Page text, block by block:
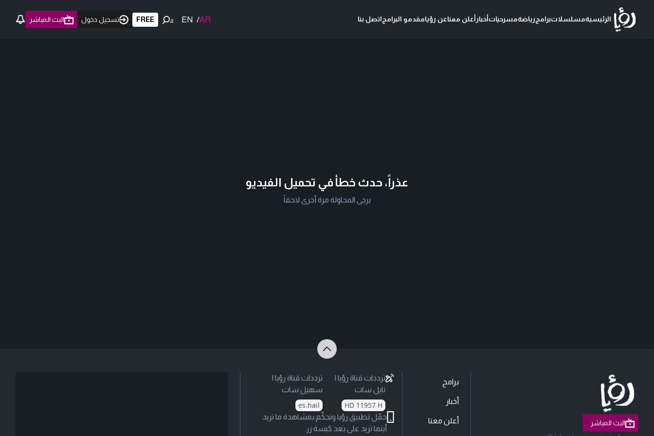
الرئيسيةمسلسلاتبرامجرياضةمسرحياتأخبارأعلن معناعن رؤيامقدمو البرامجاتصل بنا AR
/
EN
FREE تسجيل دخول البث المباشر
عذراً، حدث خطأ في تحميل الفيديو
يرجى المحاولة مرة أخرى لاحقاً
البث المباشر
برامج
أخبار
أعلن معنا
ترددات قناة رؤيا |
نايل سات
HD 11957 H
ترددات قناة رؤيا |
سهيل سات
es.hail
حمّل تطبيق رؤيا وتحكّم بمشاهدة ما تريد
أينما تريد على بعد كبسة زر.